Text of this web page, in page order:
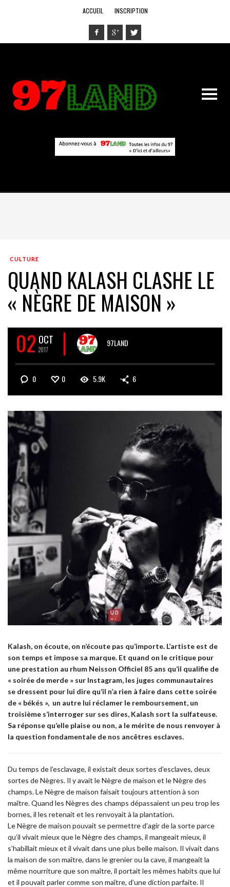
ACCUEIL INSCRIPTION
CULTURE
QUAND KALASH CLASHE LE
« NÈGRE DE MAISON »
02 OCT
2017
97LAND
0 0 5.9K 6
Kalash, on écoute, on n’écoute pas qu’importe. L’artiste est de
son temps et impose sa marque. Et quand on le critique pour
une prestation au rhum Neisson Officiel 85 ans qu’il qualifie de
« soirée de merde » sur Instagram, les juges communautaires
se dressent pour lui dire qu’il n’a rien à faire dans cette soirée
de « békés », un autre lui réclamer le remboursement, un
troisième s’interroger sur ses dires, Kalash sort la sulfateuse.
Sa réponse qu’elle plaise ou non, a le mérite de nous renvoyer à
la question fondamentale de nos ancêtres esclaves.
Du temps de l’esclavage, il existait deux sortes d’esclaves, deux
sortes de Nègres. Il y avait le Nègre de maison et le Nègre des
champs. Le Nègre de maison faisait toujours attention à son
maître. Quand les Nègres des champs dépassaient un peu trop les
bornes, il les retenait et les renvoyait à la plantation.
Le Nègre de maison pouvait se permettre d’agir de la sorte parce
qu’il vivait mieux que le Nègre des champs, il mangeait mieux, il
s’habillait mieux et il vivait dans une plus belle maison. Il vivait dans
la maison de son maître, dans le grenier ou la cave, il mangeait la
même nourriture que son maître, il portait les mêmes habits que lui
et il pouvait parler comme son maître, d’une diction parfaite. Il